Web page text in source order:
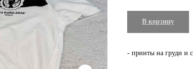
В корзину
- принты на груди и